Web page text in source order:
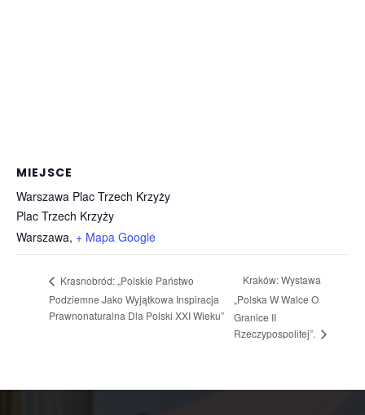
MIEJSCE
Warszawa Plac Trzech Krzyży
Plac Trzech Krzyży
Warszawa, + Mapa Google
Krasnobród: „Polskie Państwo
Podziemne Jako Wyjątkowa Inspiracja
Prawnonaturalna Dla Polski XXI Wieku”
Kraków: Wystawa
„Polska W Walce O
Granice II
Rzeczypospolitej”.